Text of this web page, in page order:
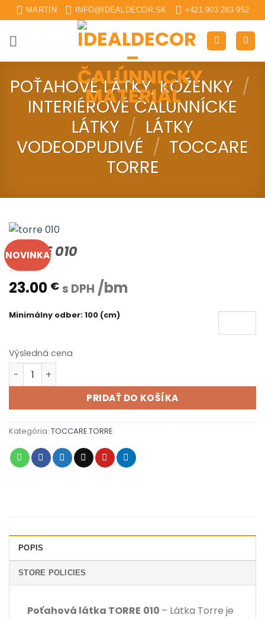
Skip
to
content
MARTIN INFO@IDEALDECOR.SK +421 903 283 952
POŤAHOVÉ LÁTKY, KOŽENKY /
INTERIÉROVÉ ČALUNNÍCKE
LÁTKY / LÁTKY
VODEODPUDIVÉ / TOCCARE
TORRE
NOVINKA
TORRE 010
23.00 € s DPH /bm
Minimálny odber: 100 (cm)
Výsledná cena
množstvo TORRE 010
PRIDAŤ DO KOŠÍKA
Kategória: TOCCARE TORRE
POPIS
STORE POLICIES
Poťahová látka TORRE 010 – Látka Torre je